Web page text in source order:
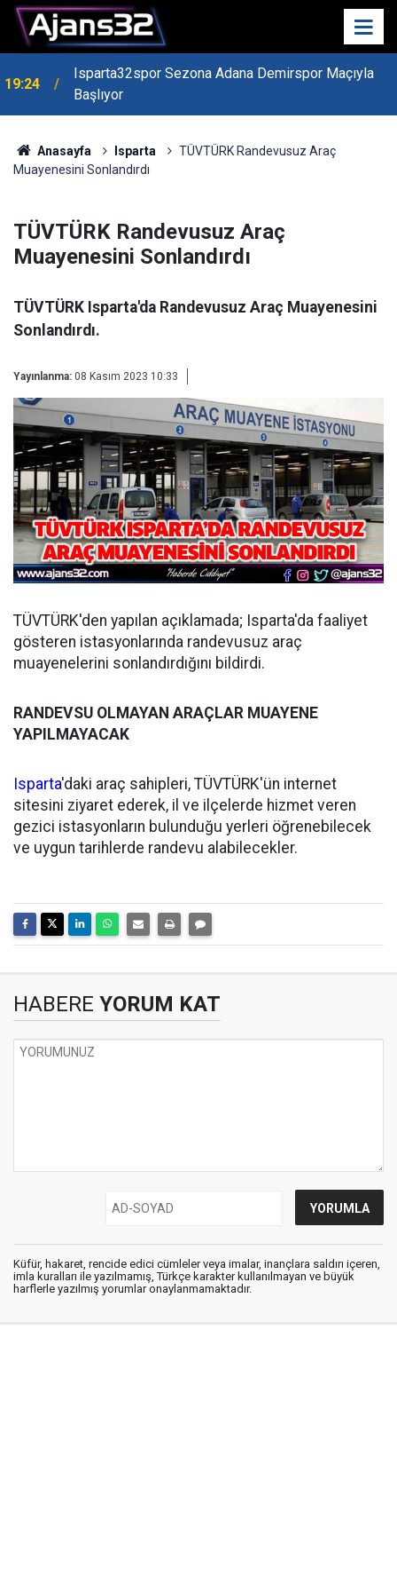
19:24
Isparta32spor Sezona Adana Demirspor Maçıyla
Başlıyor
Anasayfa Isparta
TÜVTÜRK Randevusuz Araç
Muayenesini Sonlandırdı
TÜVTÜRK Randevusuz Araç
Muayenesini Sonlandırdı
TÜVTÜRK Isparta'da Randevusuz Araç Muayenesini
Sonlandırdı.
Yayınlanma: 08 Kasım 2023 10:33
TÜVTÜRK'den yapılan açıklamada; Isparta'da faaliyet
gösteren istasyonlarında randevusuz araç
muayenelerini sonlandırdığını bildirdi.
RANDEVSU OLMAYAN ARAÇLAR MUAYENE
YAPILMAYACAK
Isparta'daki araç sahipleri, TÜVTÜRK'ün internet
sitesini ziyaret ederek, il ve ilçelerde hizmet veren
gezici istasyonların bulunduğu yerleri öğrenebilecek
ve uygun tarihlerde randevu alabilecekler.
HABERE YORUM KAT
Küfür, hakaret, rencide edici cümleler veya imalar, inançlara saldırı içeren,
imla kuralları ile yazılmamış, Türkçe karakter kullanılmayan ve büyük
harflerle yazılmış yorumlar onaylanmamaktadır.